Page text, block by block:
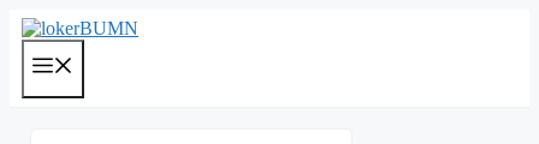
Langsung
ke